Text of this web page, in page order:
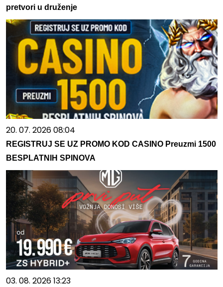
pretvori u druženje
20. 07. 2026 08:04
REGISTRUJ SE UZ PROMO KOD CASINO Preuzmi 1500
BESPLATNIH SPINOVA
03. 08. 2026 13:23